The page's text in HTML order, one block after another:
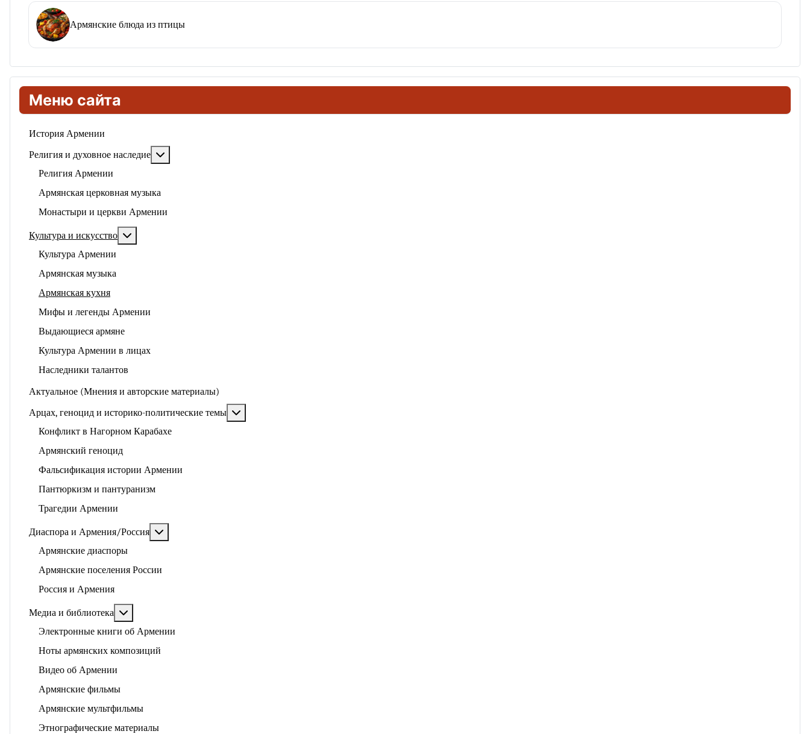
Меню сайта
История Армении
Религия и духовное наследие
Религия Армении
Армянская церковная музыка
Монастыри и церкви Армении
Культура и искусство
Культура Армении
Армянская музыка
Армянская кухня
Мифы и легенды Армении
Выдающиеся армяне
Культура Армении в лицах
Наследники талантов
Актуальное (Мнения и авторские материалы)
Арцах, геноцид и историко-политические темы
Конфликт в Нагорном Карабахе
Армянский геноцид
Фальсификация истории Армении
Пантюркизм и пантуранизм
Трагедии Армении
Диаспора и Армения/Россия
Армянские диаспоры
Армянские поселения России
Россия и Армения
Медиа и библиотека
Электронные книги об Армении
Ноты армянских композиций
Видео об Армении
Армянские фильмы
Армянские мультфильмы
Этнографические материалы
Армянские блюда из птицы